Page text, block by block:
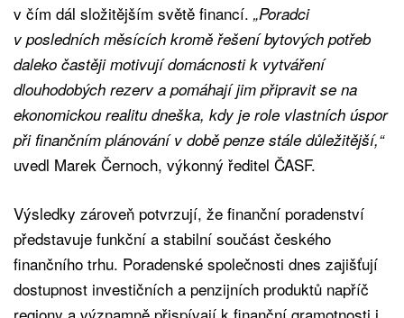
v čím dál složitějším světě financí. „Poradci
v posledních měsících kromě řešení bytových potřeb
daleko častěji motivují domácnosti k vytváření
dlouhodobých rezerv a pomáhají jim připravit se na
ekonomickou realitu dneška, kdy je role vlastních úspor
při finančním plánování v době penze stále důležitější,“
uvedl Marek Černoch, výkonný ředitel ČASF.
Výsledky zároveň potvrzují, že finanční poradenství
představuje funkční a stabilní součást českého
finančního trhu. Poradenské společnosti dnes zajišťují
dostupnost investičních a penzijních produktů napříč